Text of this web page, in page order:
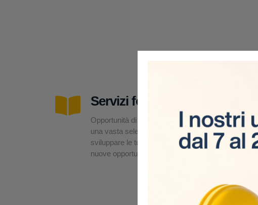
Servizi formativi
Opportunità di formazione su misura,
una vasta selezione di corsi per
sviluppare le tue competenze e offrirti
nuove opportunità professionali.